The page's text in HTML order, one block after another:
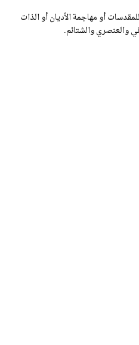
أو مهاجمة الأديان أو الذات
والعنصري والشتائم.